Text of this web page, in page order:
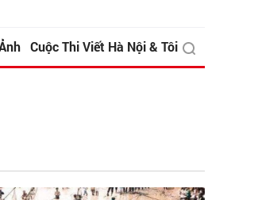
Cuộc Thi Viết Hà Nội & Tôi